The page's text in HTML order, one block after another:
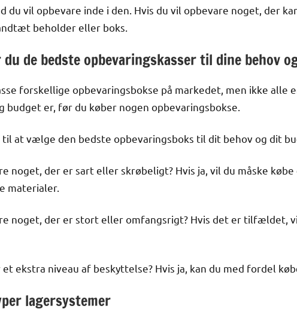
du vil opbevare inde i den. Hvis du vil opbevare noget, der
beholder eller boks.
de bedste opbevaringskasser til dine behov
forskellige opbevaringsbokse på markedet, men ikke alle
budget er, før du køber nogen opbevaringsbokse.
at vælge den bedste opbevaringsboks til dit behov og dit
noget, der er sart eller skrøbeligt? Hvis ja, vil du måske
materialer.
noget, der er stort eller omfangsrigt? Hvis det er tilfældet,
ekstra niveau af beskyttelse? Hvis ja, kan du med fordel
lagersystemer